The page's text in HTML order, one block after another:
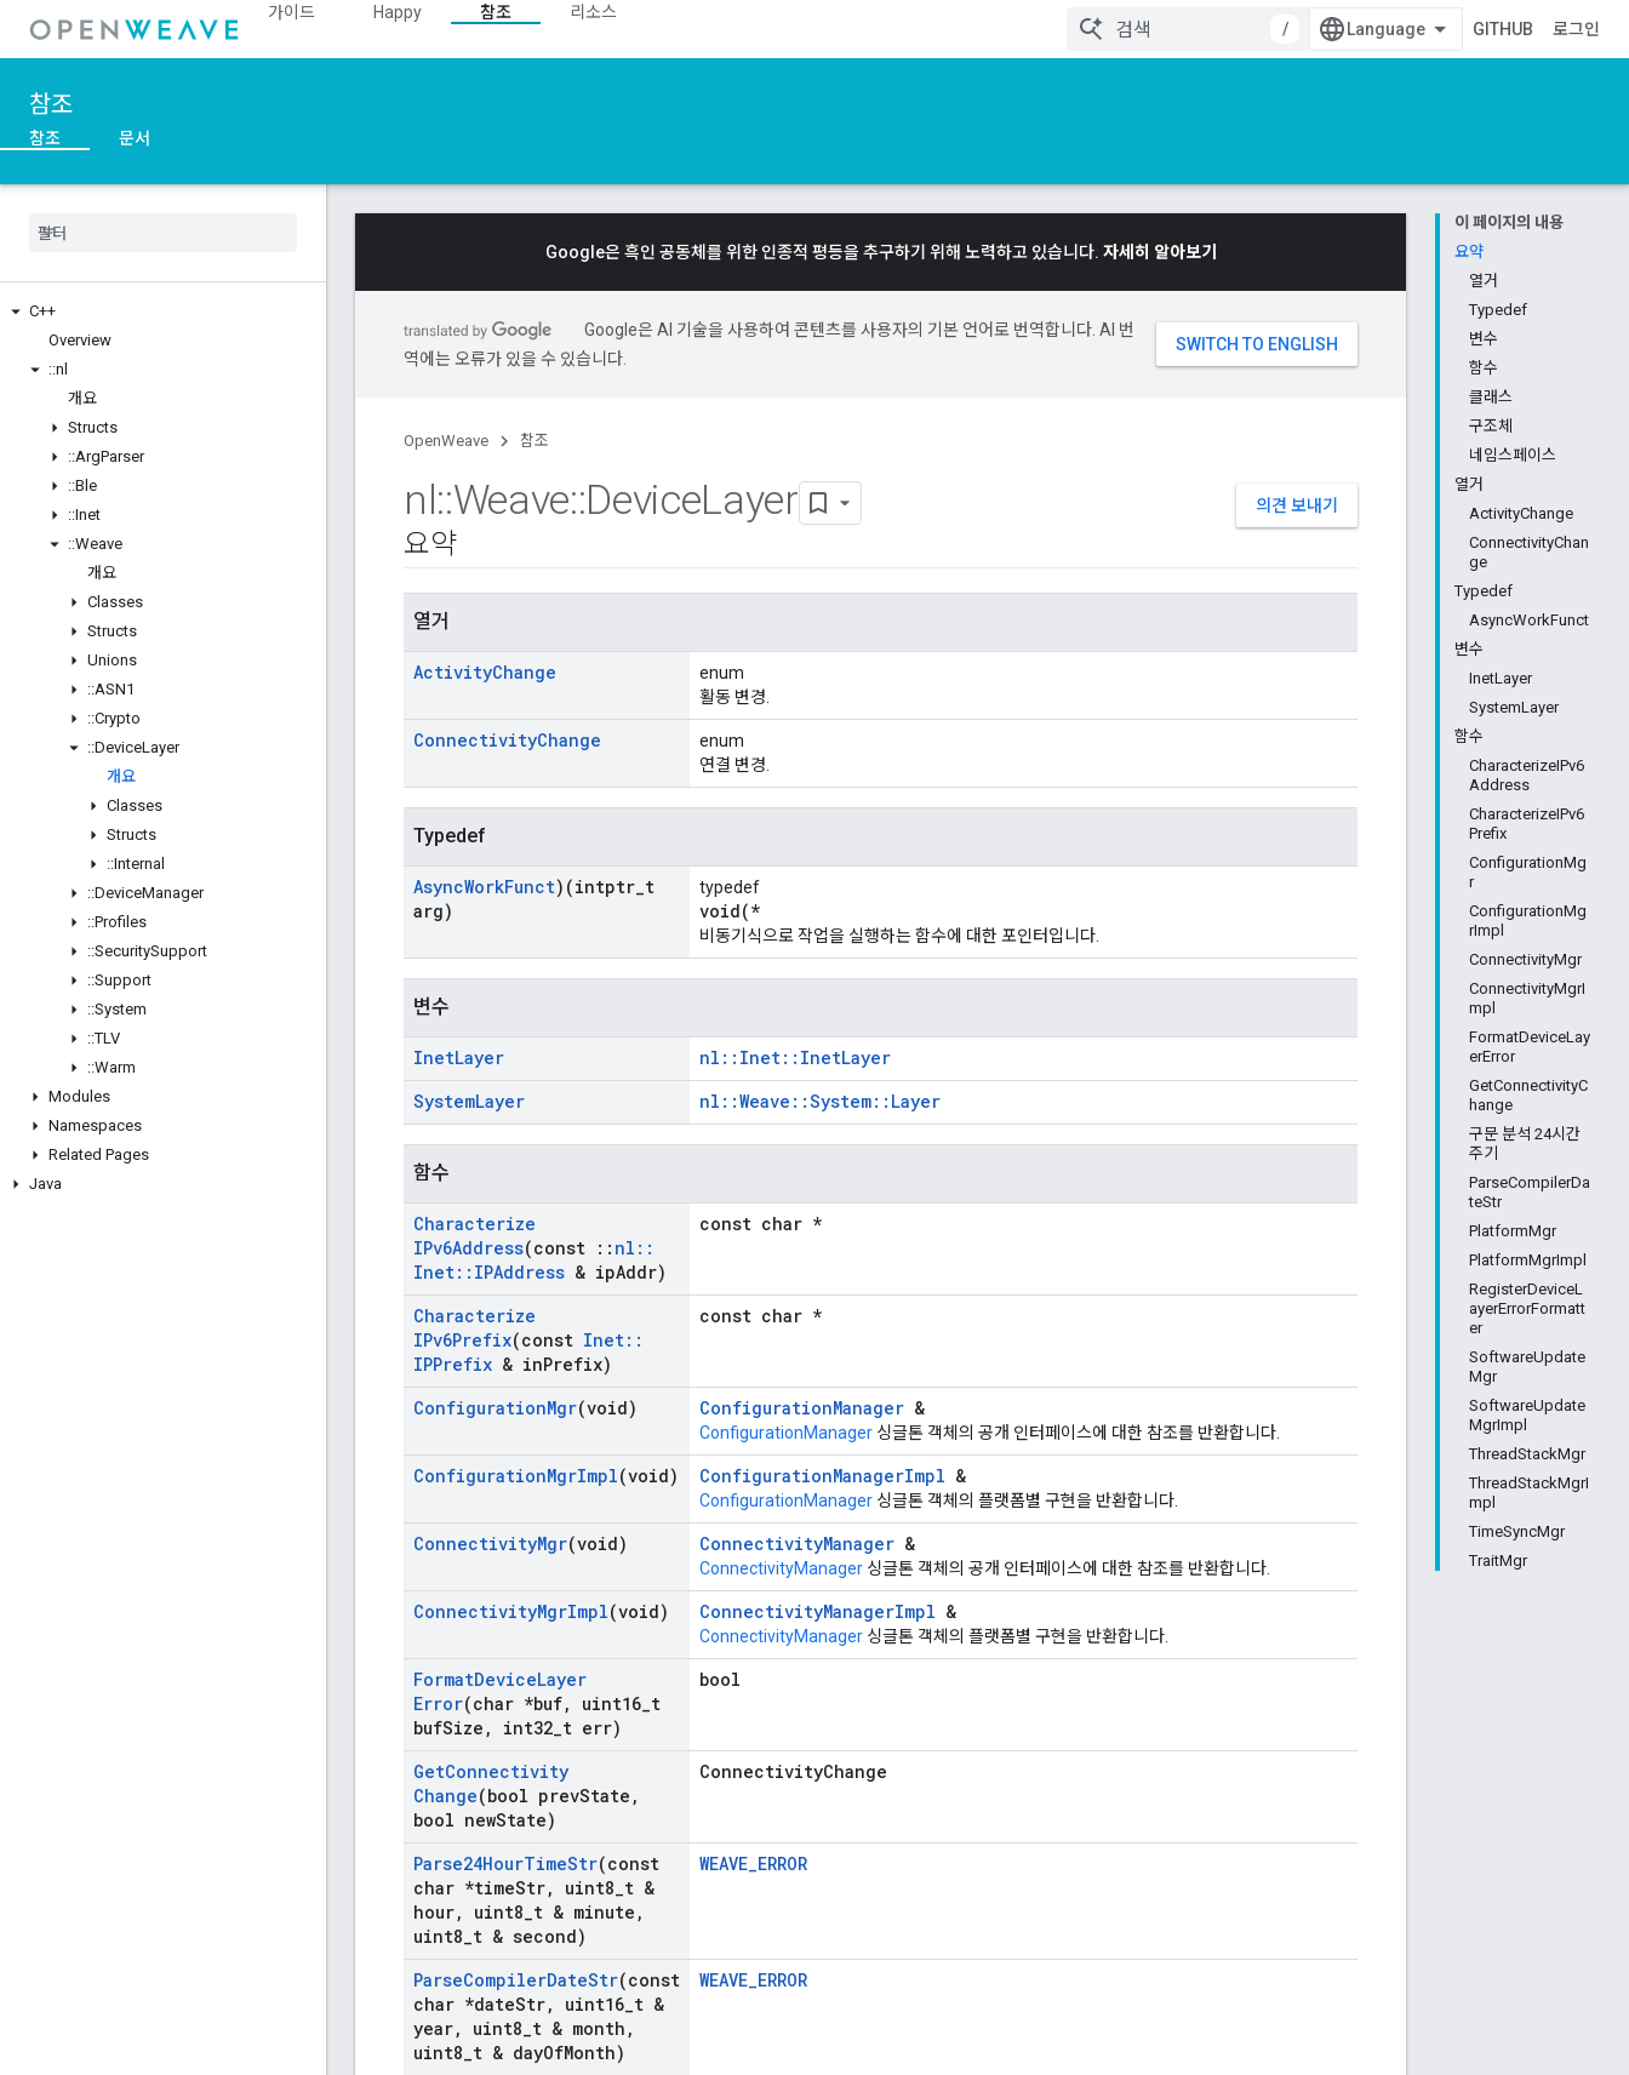
가이드 Happy 참조
리소스
/
GITHUB 로그인
참조
참조 문서
C++
Overview
::nl
개요
Structs
::ArgParser
::Ble
::Inet
::Weave
개요
Classes
Structs
Unions
::ASN1
::Crypto
::DeviceLayer
개요
Classes
Structs
::Internal
::DeviceManager
::Profiles
::SecuritySupport
::Support
::System
::TLV
::Warm
Modules
Namespaces
Related Pages
Java
이 페이지의 내용
요약
열거
Typedef
변수
함수
클래스
구조체
네임스페이스
열거
ActivityChange
ConnectivityChan
ge
Typedef
AsyncWorkFunct
변수
InetLayer
SystemLayer
함수
CharacterizeIPv6
Address
CharacterizeIPv6
Prefix
ConfigurationMg
r
ConfigurationMg
rImpl
ConnectivityMgr
ConnectivityMgrI
mpl
FormatDeviceLay
erError
GetConnectivityC
hange
구문 분석 24시간
주기
ParseCompilerDa
teStr
PlatformMgr
PlatformMgrImpl
RegisterDeviceL
ayerErrorFormatt
er
SoftwareUpdate
Mgr
SoftwareUpdate
MgrImpl
ThreadStackMgr
ThreadStackMgrI
mpl
TimeSyncMgr
TraitMgr
Google은 흑인 공동체를 위한 인종적 평등을 추구하기 위해 노력하고 있습니다. 자세히 알아보기
Google은 AI 기술을 사용하여 콘텐츠를 사용자의 기본 언어로 번역합니다. AI 번
역에는 오류가 있을 수 있습니다.
OpenWeave 참조
의견 보내기
nl::Weave::DeviceLayer
요약
열거
ActivityChange
enum
활동 변경.
ConnectivityChange
enum
연결 변경.
Typedef
AsyncWorkFunct)(intptr t
arg)
typedef
void(*
비동기식으로 작업을 실행하는 함수에 대한 포인터입니다.
변수
InetLayer
nl::Inet::InetLayer
SystemLayer nl::Weave::System::Layer
함수
Characterize
IPv6Address(const :: nl ::
Inet:: IPAddress & ipAddr)
const char *
Characterize
IPv6Prefix(const Inet::
IPPrefix & inPrefix)
const char *
ConfigurationMgr(void) ConfigurationManager &
ConfigurationManager 싱글톤 객체의 공개 인터페이스에 대한 참조를 반환합니다.
ConfigurationMgrImpl(void) ConfigurationManagerImpl &
ConfigurationManager 싱글톤 객체의 플랫폼별 구현을 반환합니다.
ConnectivityMgr(void) ConnectivityManager &
ConnectivityManager 싱글톤 객체의 공개 인터페이스에 대한 참조를 반환합니다.
ConnectivityMgrImpl(void) ConnectivityManagerImpl &
ConnectivityManager 싱글톤 객체의 플랫폼별 구현을 반환합니다.
FormatDeviceLayer
Error(char *buf, uint16 t
bufSize , int32 t err)
bool
GetConnectivity
Change(bool prevState ,
bool newState)
ConnectivityChange
Parse24HourTimeStr(const
char *timeStr, uint8 t &
hour, uint8 t & minute ,
uint8 t & second)
WEAVE_ERROR
ParseCompilerDateStr(const
char *dateStr, uint16 t &
year, uint8 t & month ,
uint8 t & dayOfMonth)
WEAVE_ERROR